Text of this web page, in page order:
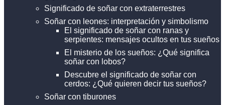
Significado de soñar con extraterrestres
Soñar con leones: interpretación y simbolismo
El significado de soñar con ranas y
serpientes: mensajes ocultos en tus sueños
El misterio de los sueños: ¿Qué significa
soñar con lobos?
Descubre el significado de soñar con
cerdos: ¿Qué quieren decir tus sueños?
Soñar con tiburones